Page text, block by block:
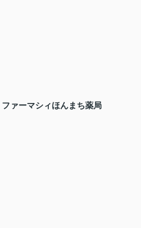
ァーマシィほんまち薬局